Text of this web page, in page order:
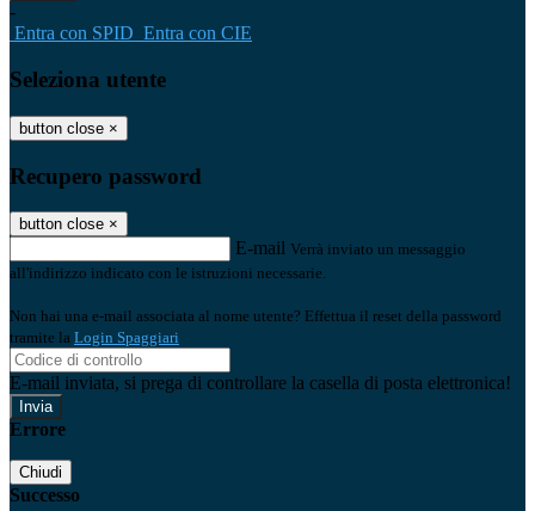
-
Entra con SPID Entra con CIE
Seleziona utente
button close ×
Recupero password
button close ×
E-mail Verrà inviato un messaggio
all'indirizzo indicato con le istruzioni necessarie.
Non hai una e-mail associata al nome utente? Effettua il reset della password
tramite la Login Spaggiari
E-mail inviata, si prega di controllare la casella di posta elettronica!
Errore
Chiudi
Successo